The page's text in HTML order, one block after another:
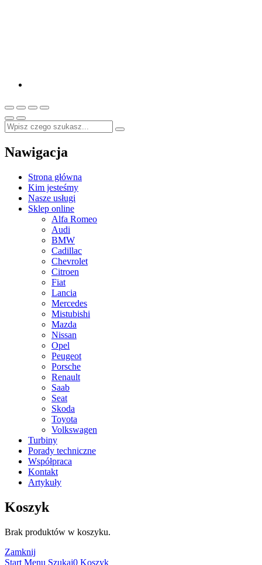
Nawigacja
Strona główna
Kim jesteśmy
Nasze usługi
Sklep online
Alfa Romeo
Audi
BMW
Cadillac
Chevrolet
Citroen
Fiat
Lancia
Mercedes
Mistubishi
Mazda
Nissan
Opel
Peugeot
Porsche
Renault
Saab
Seat
Skoda
Toyota
Volkswagen
Turbiny
Porady techniczne
Współpraca
Kontakt
Artykuły
Koszyk
Brak produktów w koszyku.
Zamknij
Start Menu Szukaj0 Koszyk